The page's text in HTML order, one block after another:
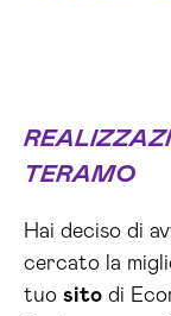
TERAMO
Hai deciso di
cercato la
tuo sito di